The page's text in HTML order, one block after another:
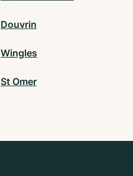
Douvrin
Wingles
St Omer